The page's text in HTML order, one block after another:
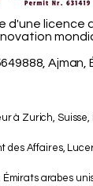
d'une licence
à Zurich, Suisse,
des Affaires,
arabes